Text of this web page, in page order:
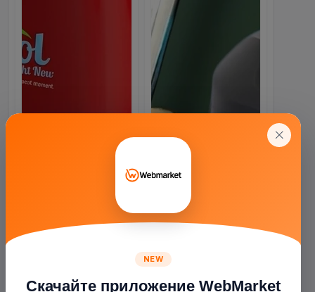
NEW
Скачайте приложение WebMarket